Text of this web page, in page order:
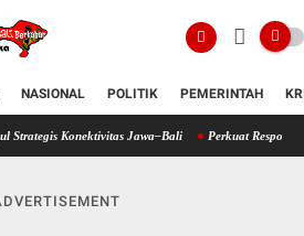
NASIONAL POLITIK PEMERINTAH
Jawa–Bali Perkuat Respons Cepat Bencana,